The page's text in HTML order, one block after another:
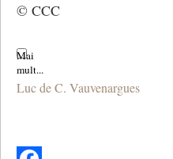
© CCC
Luc de C. Vauvenargues